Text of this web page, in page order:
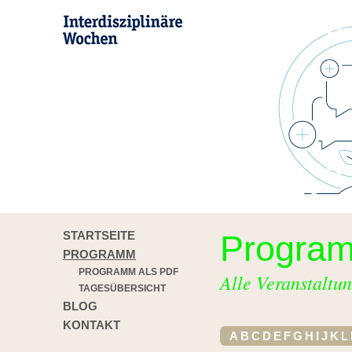
STARTSEITE
PROGRAMM
PROGRAMM ALS PDF
TAGESÜBERSICHT
BLOG
KONTAKT
Alle
A B C D E FG H I J K L